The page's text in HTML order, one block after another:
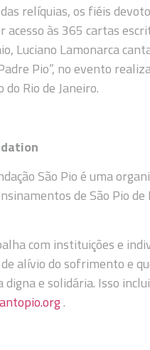
relíquias, os fiéis
acesso às 365 cartas
Luciano Lamonarca
Pio”, no evento
Rio de Janeiro.
São Pio é uma
de São Pio
com instituições e
alívio do sofrimento e
e solidária. Isso
.